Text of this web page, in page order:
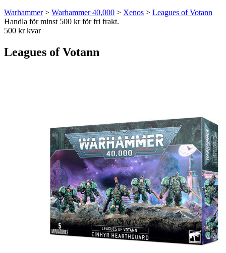
Warhammer> Warhammer 40,000 > Xenos > Leagues of Votann
Handla för minst 500 kr för fri frakt.
500 kr kvar
Leagues of Votann